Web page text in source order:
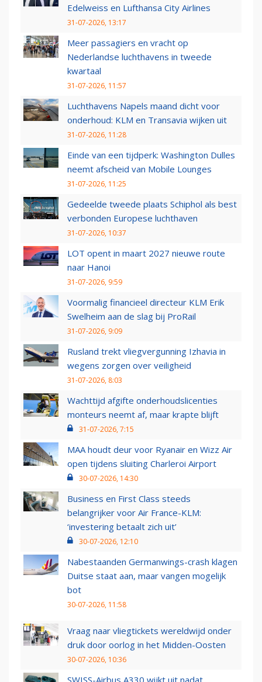
Edelweiss en Lufthansa City Airlines
31-07-2026, 13:17
Meer passagiers en vracht op
Nederlandse luchthavens in tweede
kwartaal
31-07-2026, 11:57
Luchthavens Napels maand dicht voor
onderhoud: KLM en Transavia wijken uit
31-07-2026, 11:28
Einde van een tijdperk: Washington Dulles
neemt afscheid van Mobile Lounges
31-07-2026, 11:25
Gedeelde tweede plaats Schiphol als best
verbonden Europese luchthaven
31-07-2026, 10:37
LOT opent in maart 2027 nieuwe route
naar Hanoi
31-07-2026, 9:59
Voormalig financieel directeur KLM Erik
Swelheim aan de slag bij ProRail
31-07-2026, 9:09
Rusland trekt vliegvergunning Izhavia in
wegens zorgen over veiligheid
31-07-2026, 8:03
Wachttijd afgifte onderhoudslicenties
monteurs neemt af, maar krapte blijft
31-07-2026, 7:15
MAA houdt deur voor Ryanair en Wizz Air
open tijdens sluiting Charleroi Airport
30-07-2026, 14:30
Business en First Class steeds
belangrijker voor Air France-KLM:
‘investering betaalt zich uit’
30-07-2026, 12:10
Nabestaanden Germanwings-crash klagen
Duitse staat aan, maar vangen mogelijk
bot
30-07-2026, 11:58
Vraag naar vliegtickets wereldwijd onder
druk door oorlog in het Midden-Oosten
30-07-2026, 10:36